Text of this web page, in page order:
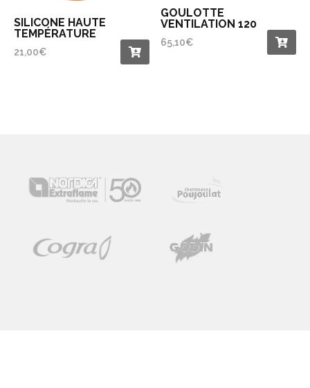
SILICONE HAUTE
TEMPÉRATURE
21,00€
GOULOTTE
VENTILATION 120
65,10€